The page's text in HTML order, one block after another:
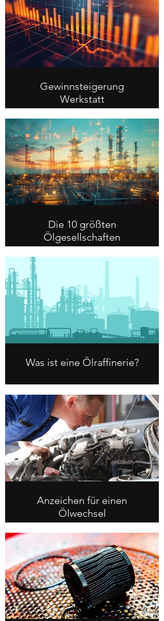
Gewinnsteigerung
Werkstatt
Die 10 größten
Ölgesellschaften
Was ist eine Ölraffinerie?
Anzeichen für einen
Ölwechsel